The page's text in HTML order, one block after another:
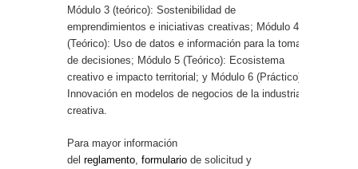
Módulo 3 (teórico): Sostenibilidad de
emprendimientos e iniciativas creativas; Módulo 4
(Teórico): Uso de datos e información para la toma
de decisiones; Módulo 5 (Teórico): Ecosistema
creativo e impacto territorial; y Módulo 6 (Práctico):
Innovación en modelos de negocios de la industria
creativa.
Para mayor información
del reglamento formulario de solicitud y